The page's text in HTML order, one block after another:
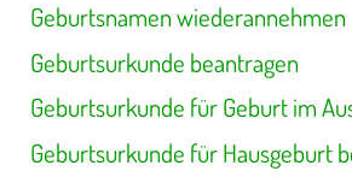
Geburtsnamen wiederannehmen
Geburtsurkunde beantragen
Geburtsurkunde für Geburt im
Geburtsurkunde für Hausgeburt